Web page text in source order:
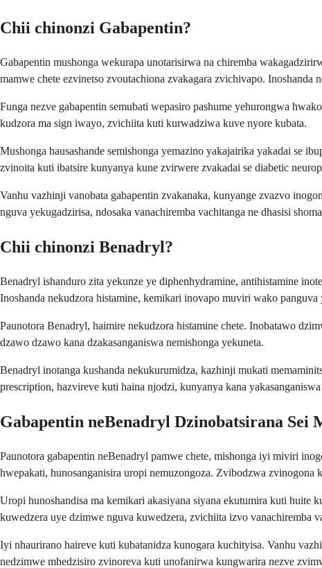
Chii chinonzi Gabapentin?
Gabapentin mushonga wekurapa unotarisirwa na chiremba
mamwe chete ezvinetso zvoutachiona zvakagara zvichivapo.
Funga nezve gabapentin semubati wepasiro pashume yehurongwa
kudzora ma sign iwayo, zvichiita kuti kurwadziwa kuve nyore kubata.
Mushonga hausashande semishonga yemazino yakajairika yakadai se
zvinoita kuti ibatsire kunyanya kune zvirwere zvakadai se diabetic
Vanhu vazhinji vanobata gabapentin zvakanaka, kunyange zvazvo
nguva yekugadzirisa, ndosaka vanachiremba vachitanga ne dhasisi
Chii chinonzi Benadryl?
Benadryl ishanduro zita yekunze ye diphenhydramine, antihistamine
Inoshanda nekudzora histamine, kemikari inovapo muviri wako
Paunotora Benadryl, haimire nekudzora histamine chete. Inobatawo
dzawo dzawo kana dzakasanganiswa nemishonga yekuneta.
Benadryl inotanga kushanda nekukurumidza, kazhinji mukati
prescription, hazvireve kuti haina njodzi, kunyanya kana
Gabapentin neBenadryl Dzinobatsirana Sei
Paunotora gabapentin neBenadryl pamwe chete, mishonga iyi miviri
hwepakati, hunosanganisira uropi nemuzongoza. Zvibodzwa
Uropi hunoshandisa ma kemikari akasiyana siyana ekutumira kuti huite
kuwedzera uye dzimwe nguva kuwedzera, zvichiita izvo vanachiremba
Iyi nhaurirano haireve kuti kubatanidza kunogara kuchityisa. Vanhu
nedzimwe mhedzisiro zvinoreva kuti unofanirwa kungwarira nezve